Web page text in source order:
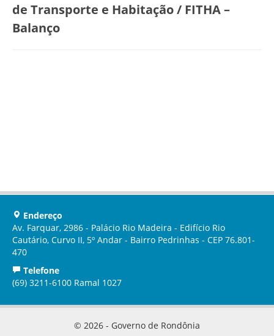
de Transporte e Habitação / FITHA –
Balanço
Endereço
Av. Farquar, 2986 - Palácio Rio Madeira - Edifício Rio
Cautário, Curvo II, 5º Andar - Bairro Pedrinhas - CEP 76.801-
470
Telefone
(69) 3211-6100 Ramal 1027
© 2026 - Governo de Rondônia